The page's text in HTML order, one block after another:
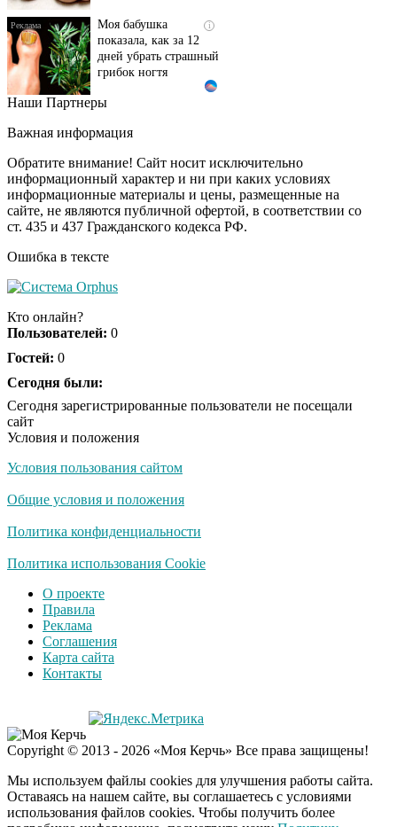
i
Моя бабушка
показала, как за 12
дней убрать страшный
грибок ногтя
Этот танец невесты
Пересмотрела 10 раз
i
Ролик длится пару
секунд, но вы будете в
шоке от увиденного
Ролик из Омска: вы
Ржу не переставая, это
не раз
Скрытая камера на
люди вытворяют, когда
Ролик длится
смеяться вы будете
Королева вагона
отожгла! Видео не
оставит равнодушным
раньше пенсии: кто в
2026 году получит
выплаты досрочно
Наши Партнеры
Важная информация
Обратите внимание! Сайт носит исключительно
информационный характер и ни при каких условиях
информационные материалы и цены, размещенные на
сайте, не являются публичной офертой, в соответствии со
ст. 435 и 437 Гражданского кодекса РФ.
Ошибка в тексте
Кто онлайн?
Пользователей: 0
Гостей: 0
Сегодня были:
Сегодня зарегистрированные пользователи не посещали
сайт
Условия и положения
Условия пользования сайтом
Общие условия и положения
Политика конфиденциальности
Политика использования Cookie
О проекте
Правила
Реклама
Соглашения
Карта сайта
Контакты
Copyright © 2013 - 2026 «Моя Керчь» Все права защищены!
Мы используем файлы cookies для улучшения работы сайта.
Оставаясь на нашем сайте, вы соглашаетесь с условиями
использования файлов cookies. Чтобы получить более